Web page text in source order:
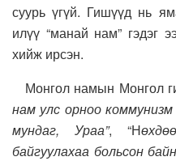
суурь үгүй. Гишүүд нь
илүү “манай нам” гэдэг
хийж ирсэн.
Монгол намын Монгол
нам улс орноо
мундаг, Ураа”, “Н
байгуулахаа больсон